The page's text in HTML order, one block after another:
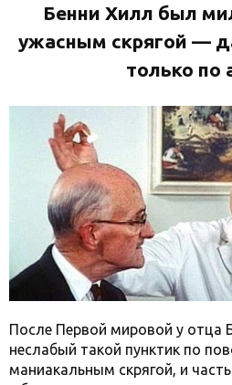
Бенни Хилл был
ужасным скрягой —
только по
После Первой мировой у отца
неслабый такой пунктик по
маниакальным скрягой, и